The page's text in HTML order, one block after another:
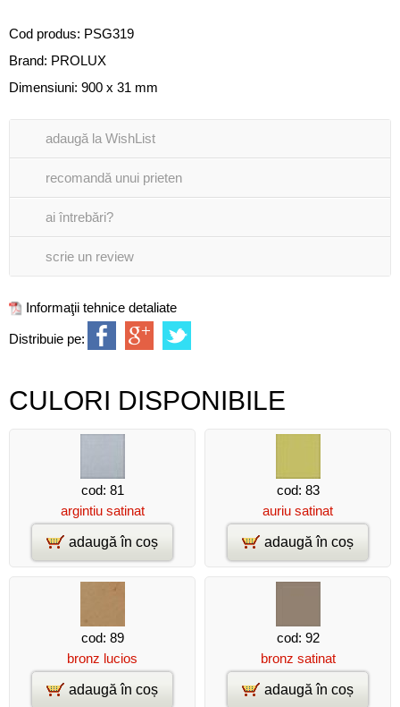
Cod produs: PSG319
Brand: PROLUX
Dimensiuni: 900 x 31 mm
adaugă la WishList
recomandă unui prieten
ai întrebări?
scrie un review
Informaţii tehnice detaliate
Distribuie pe:
CULORI DISPONIBILE
cod: 81
argintiu satinat
adaugă în coș
cod: 83
auriu satinat
adaugă în coș
cod: 89
bronz lucios
adaugă în coș
cod: 92
bronz satinat
adaugă în coș